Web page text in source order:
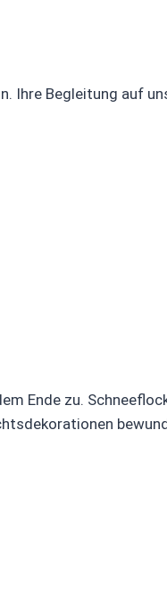
Ihre Begleitung auf
Ende zu.